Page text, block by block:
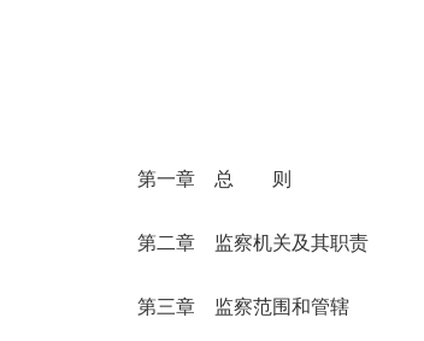
第一章 总 则
第二章 监察机关及其职责
第三章 监察范围和管辖